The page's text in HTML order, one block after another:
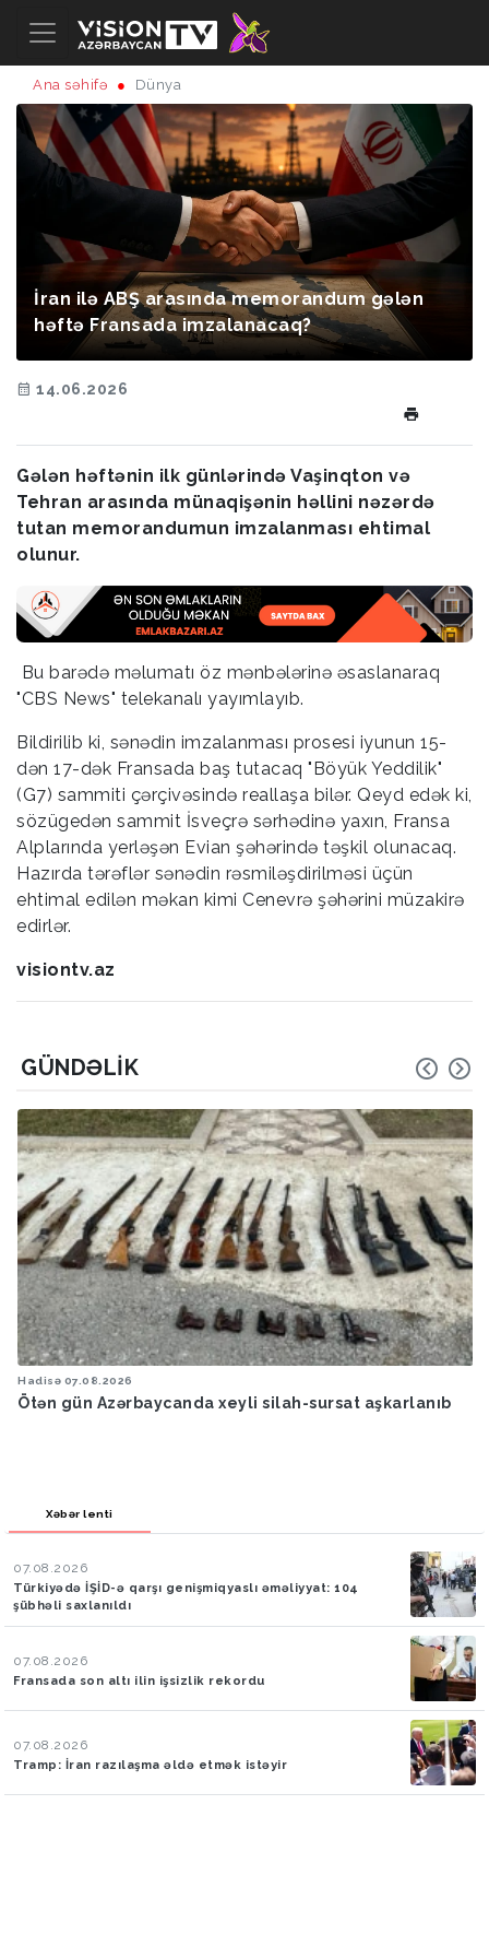
Ana səhifə Dünya
İran ilə ABŞ arasında memorandum gələn
həftə Fransada imzalanacaq?
14.06.2026
Gələn həftənin ilk günlərində Vaşinqton və
Tehran arasında münaqişənin həllini nəzərdə
tutan memorandumun imzalanması ehtimal
olunur.
Bu barədə məlumatı öz mənbələrinə əsaslanaraq
"CBS News" telekanalı yayımlayıb.
Bildirilib ki, sənədin imzalanması prosesi iyunun 15-
dən 17-dək Fransada baş tutacaq "Böyük Yeddilik"
(G7) sammiti çərçivəsində reallaşa bilər. Qeyd edək ki,
sözügedən sammit İsveçrə sərhədinə yaxın, Fransa
Alplarında yerləşən Evian şəhərində təşkil olunacaq.
Hazırda tərəflər sənədin rəsmiləşdirilməsi üçün
ehtimal edilən məkan kimi Cenevrə şəhərini müzakirə
edirlər.
visiontv.az
GÜNDƏLIK
Hadisə 07.08.2026
Ötən gün Azərbaycanda xeyli silah-sursat aşkarlanıb
Xəbər lenti
07.08.2026
Türkiyədə İŞİD-ə qarşı genişmiqyaslı əməliyyat: 104
şübhəli saxlanıldı
07.08.2026
Fransada son altı ilin işsizlik rekordu
07.08.2026
Tramp: İran razılaşma əldə etmək istəyir